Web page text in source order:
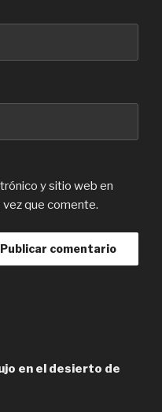
y sitio web en
que comente.
en el desierto de